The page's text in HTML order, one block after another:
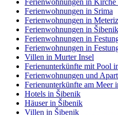
Ferienwohnungen in Srima
Ferienwohnungen in
Ferienwohnungen in
Ferienwohnungen in
Ferienwohnungen in
Villen in Murter Insel
Ferienunterkünfte mit Pool
Ferienwohnungen und
Ferienunterkünfte am Meer
Hotels in Šibenik
Häuser in Šibenik
Villen in Šibenik